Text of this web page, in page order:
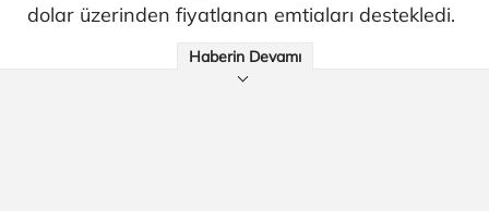
dolar üzerinden fiyatlanan emtiaları destekledi.
Haberin Devamı